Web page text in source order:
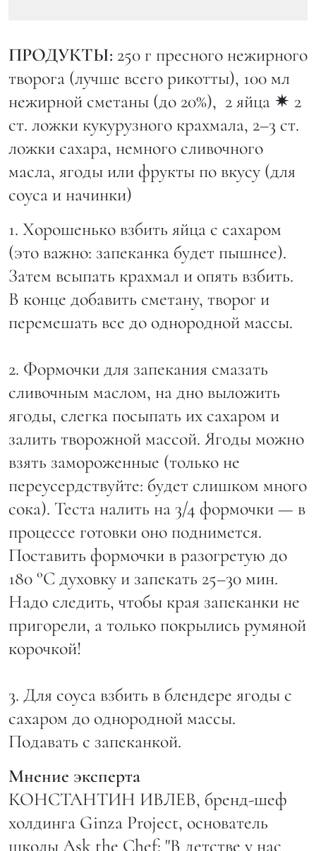
ПРОДУКТЫ: 250 г пресного нежирного
творога (лучше всего рикотты), 100 мл
нежирной сметаны (до 20%), 2 яйца ✷ 2
ст. ложки кукурузного крахмала, 2–3 ст.
ложки сахара, немного сливочного
масла, ягоды или фрукты по вкусу (для
соуса и начинки)
1. Хорошенько взбить яйца с сахаром
(это важно: запеканка будет пышнее).
Затем всыпать крахмал и опять взбить.
В конце добавить сметану, творог и
перемешать все до однородной массы.
2. Формочки для запекания смазать
сливочным маслом, на дно выложить
ягоды, слегка посыпать их сахаром и
залить творожной массой. Ягоды можно
взять замороженные (только не
переусердствуйте: будет слишком много
сока). Теста налить на 3/4 формочки — в
процессе готовки оно поднимется.
Поставить формочки в разогретую до
180 °С духовку и запекать 25–30 мин.
Надо следить, чтобы края запеканки не
пригорели, а только покрылись румяной
корочкой!
3. Для соуса взбить в блендере ягоды с
сахаром до однородной массы.
Подавать с запеканкой.
Мнение эксперта
КОНСТАНТИН ИВЛЕВ, бренд-шеф
холдинга Ginza Project, основатель
школы Ask the Chef: "В детстве у нас